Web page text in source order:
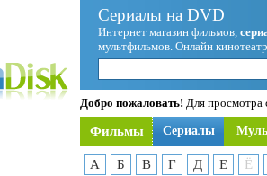
Сериалы на DVD
Интернет магазин фильмов,
мультфильмов. Онлайн
Добро пожаловать! Для просмотра
Фильмы Сериалы
А Б В Г Д Е
Ё